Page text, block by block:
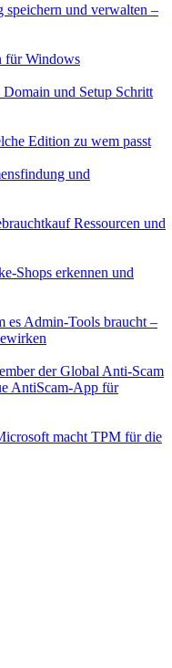
und verwalten –
für Windows
Domain und Setup Schritt
Edition zu wem passt
und
Ressourcen und
Shops erkennen und
es Admin-Tools braucht –
der Global Anti-Scam
AntiScam-App für
macht TPM für die